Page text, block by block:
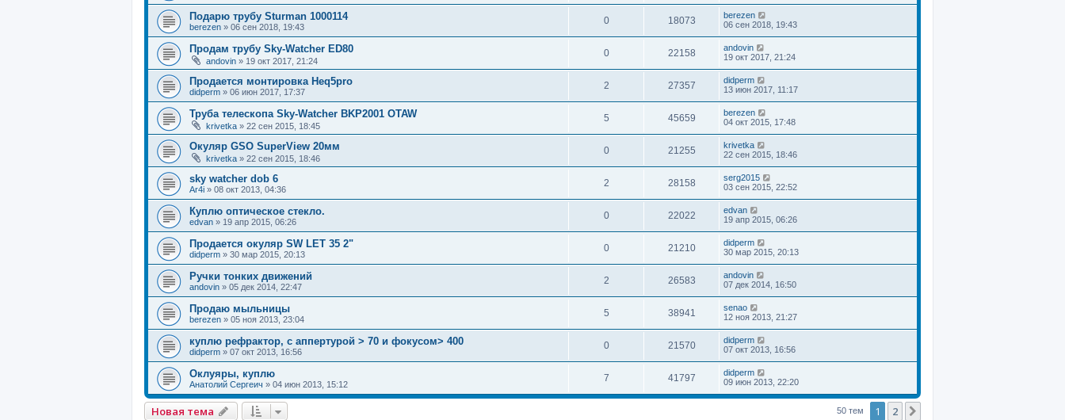
Подарю трубу Sturman 1000114
berezen » 06 сен 2018, 19:43
0 18073
berezen
06 сен 2018, 19:43
Продам трубу Sky-Watcher ED80
andovin » 19 окт 2017, 21:24
0 22158
andovin
19 окт 2017, 21:24
Продается монтировка Heq5pro
didperm » 06 июн 2017, 17:37
2 27357
didperm
13 июн 2017, 11:17
Труба телескопа Sky-Watcher BKP2001 OTAW
krivetka » 22 сен 2015, 18:45
5 45659
berezen
04 окт 2015, 17:48
Окуляр GSO SuperView 20мм
krivetka » 22 сен 2015, 18:46
0 21255
krivetka
22 сен 2015, 18:46
sky watcher dob 6
Ar4i » 08 окт 2013, 04:36
2 28158
serg2015
03 сен 2015, 22:52
Куплю оптическое стекло.
edvan » 19 апр 2015, 06:26
0 22022
edvan
19 апр 2015, 06:26
Продается окуляр SW LET 35 2"
didperm » 30 мар 2015, 20:13
0 21210
didperm
30 мар 2015, 20:13
Ручки тонких движений
andovin » 05 дек 2014, 22:47
2 26583
andovin
07 дек 2014, 16:50
Продаю мыльницы
berezen » 05 ноя 2013, 23:04
5 38941
senao
12 ноя 2013, 21:27
куплю рефрактор, с аппертурой > 70 и фокусом> 400
didperm » 07 окт 2013, 16:56
0 21570
didperm
07 окт 2013, 16:56
Оклуяры, куплю
Анатолий Сергеич » 04 июн 2013, 15:12
7 41797
didperm
09 июн 2013, 22:20
Новая тема 50 тем 1 2